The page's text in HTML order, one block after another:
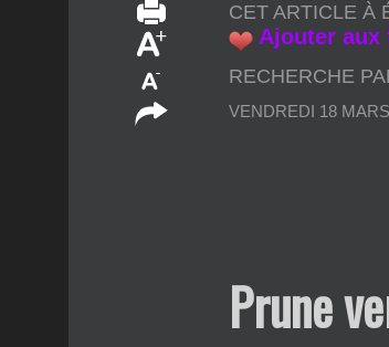
CET ARTICLE À
Ajouter aux
RECHERCHE
VENDREDI 18
Prune